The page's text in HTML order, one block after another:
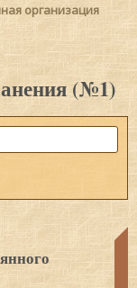
организация
(№1)